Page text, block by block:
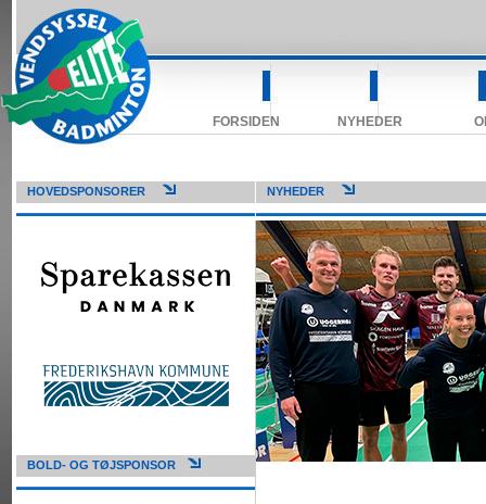
FORSIDEN NYHEDER
HOVEDSPONSORER NYHEDER
BOLD- OG TØJSPONSOR